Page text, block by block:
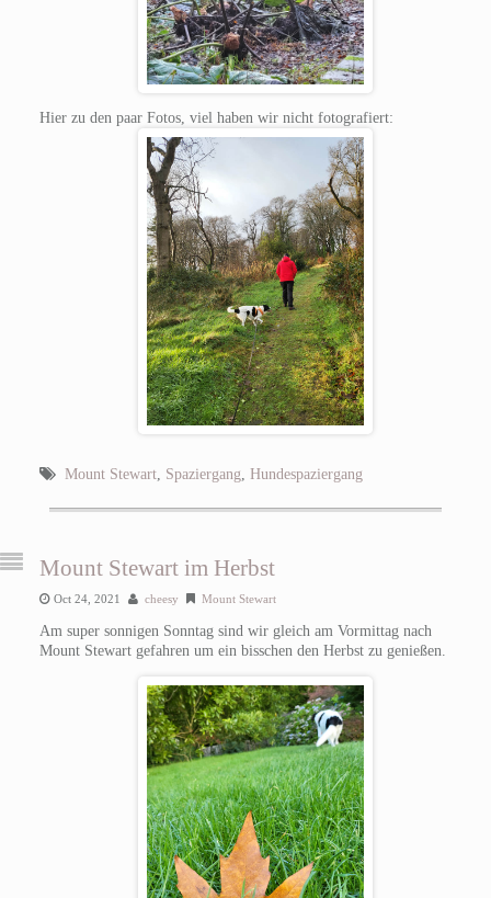
Hier zu den paar Fotos, viel haben wir nicht fotografiert:
Mount Stewart, Spaziergang Hundespaziergang
Mount Stewart im Herbst
Oct 24, 2021 cheesy Mount Stewart
Am super sonnigen Sonntag sind wir gleich am Vormittag nach
Mount Stewart gefahren um ein bisschen den Herbst zu genießen.